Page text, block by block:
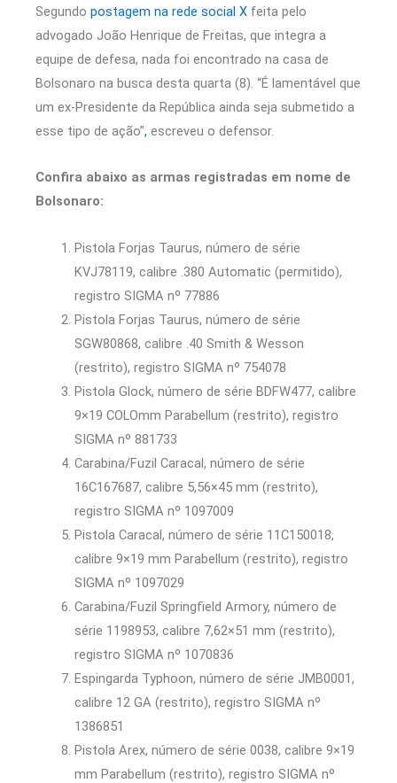
Segundo postagem na rede social X feita pelo
advogado João Henrique de Freitas, que integra a
equipe de defesa, nada foi encontrado na casa de
Bolsonaro na busca desta quarta (8). “É lamentável que
um ex-Presidente da República ainda seja submetido a
esse tipo de ação”, escreveu o defensor.
Confira abaixo as armas registradas em nome de
Bolsonaro:
Pistola Forjas Taurus, número de série
KVJ78119, calibre .380 Automatic (permitido),
registro SIGMA nº 77886
Pistola Forjas Taurus, número de série
SGW80868, calibre .40 Smith & Wesson
(restrito), registro SIGMA nº 754078
Pistola Glock, número de série BDFW477, calibre
9×19 COLOmm Parabellum (restrito), registro
SIGMA nº 881733
Carabina/Fuzil Caracal, número de série
16C167687, calibre 5,56×45 mm (restrito),
registro SIGMA nº 1097009
Pistola Caracal, número de série 11C150018,
calibre 9×19 mm Parabellum (restrito), registro
SIGMA nº 1097029
Carabina/Fuzil Springfield Armory, número de
série 1198953, calibre 7,62×51 mm (restrito),
registro SIGMA nº 1070836
Espingarda Typhoon, número de série JMB0001,
calibre 12 GA (restrito), registro SIGMA nº
1386851
Pistola Arex, número de série 0038, calibre 9×19
mm Parabellum (restrito), registro SIGMA nº